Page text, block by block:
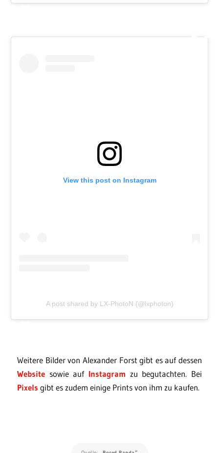
View this post on Instagram
A post shared by LX-PhotoN (@lxphoton)
Weitere Bilder von Alexander Forst gibt es auf dessen
Website sowie auf Instagram zu begutachten. Bei
Pixels gibt es zudem einige Prints von ihm zu kaufen.